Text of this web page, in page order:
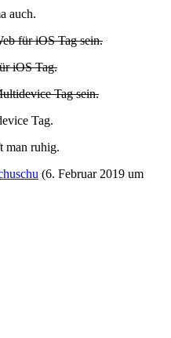
auch.
für iOS Tag sein.
iOS Tag.
Tag sein.
Tag.
man ruhig.
(6. Februar 2019 um